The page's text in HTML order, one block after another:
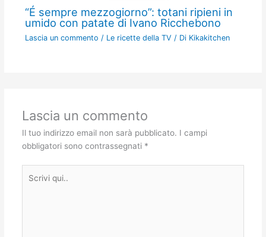
“É sempre mezzogiorno”: totani ripieni in
umido con patate di Ivano Ricchebono
Lascia un commento / Le ricette della TV / Di Kikakitchen
Lascia un commento
Il tuo indirizzo email non sarà pubblicato. I campi
obbligatori sono contrassegnati *
qui..